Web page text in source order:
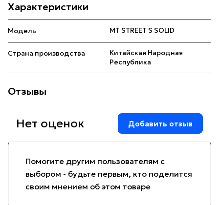
Характеристики
Модель MT STREET S SOLID
Страна производства
Китайская Народная
Республика
Отзывы
Помогите другим пользователям с
выбором - будьте первым, кто поделится
своим мнением об этом товаре
Нет оценок Добавить отзыв